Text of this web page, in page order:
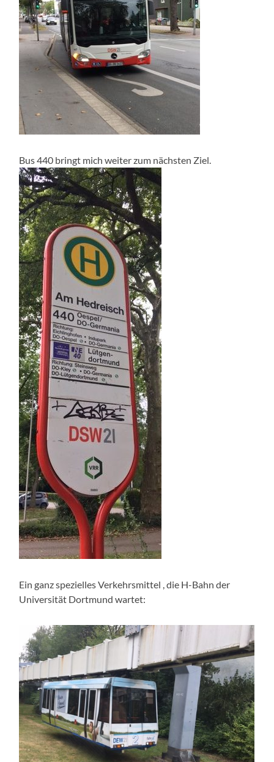
Bus 440 bringt mich weiter zum nächsten Ziel.
Ein ganz spezielles Verkehrsmittel , die H-Bahn der
Universität Dortmund wartet: